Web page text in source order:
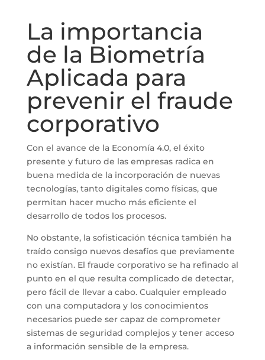
La importancia
de la Biometría
Aplicada para
prevenir el fraude
corporativo
Con el avance de la Economía 4.0, el éxito
presente y futuro de las empresas radica en
buena medida de la incorporación de nuevas
tecnologías, tanto digitales como físicas, que
permitan hacer mucho más eficiente el
desarrollo de todos los procesos.
No obstante, la sofisticación técnica también ha
traído consigo nuevos desafíos que previamente
no existían. El fraude corporativo se ha refinado al
punto en el que resulta complicado de detectar,
pero fácil de llevar a cabo. Cualquier empleado
con una computadora y los conocimientos
necesarios puede ser capaz de comprometer
sistemas de seguridad complejos y tener acceso
a información sensible de la empresa.